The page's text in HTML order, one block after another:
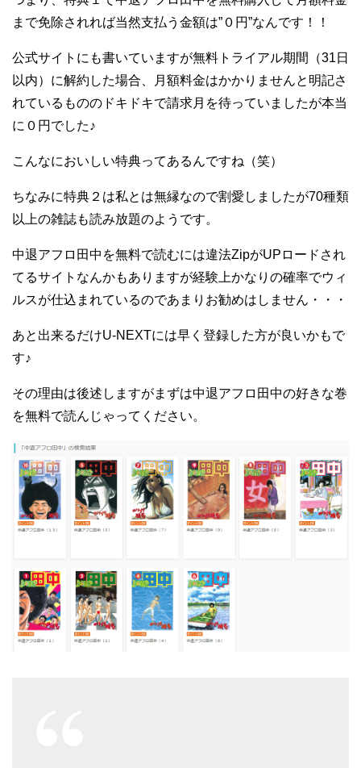
まで免除されれば当然支払う金額は”０円”なんです！！
公式サイトにも書いていますが無料トライアル期間（31日
以内）に解約した場合、月額料金はかかりませんと明記さ
れているもののドキドキで請求月を待っていましたが本当
に０円でした♪
こんなにおいしい特典ってあるんですね（笑）
ちなみに特典２は私とは無縁なので割愛しましたが70種類
以上の雑誌も読み放題のようです。
中退アフロ田中を無料で読むには違法ZipがUPロードされ
てるサイトなんかもありますが経験上かなりの確率でウィ
ルスが仕込まれているのであまりお勧めはしません・・・
あと出来るだけU-NEXTには早く登録した方が良いかもで
す♪
その理由は後述しますがまずは中退アフロ田中の好きな巻
を無料で読んじゃってください。